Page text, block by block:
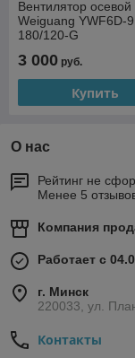
Вентилятор осевой
Weiguang YWF6D-
180/120-G
3 000 руб.
Купить
О нас
Рейтинг не
Менее 5
Компания
Работает с
г. Минск
220033, ул.
Контакты